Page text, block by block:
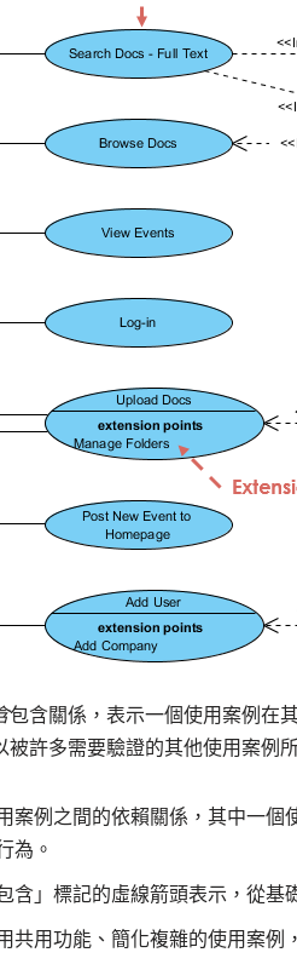
包含關係，表示一個使用案例在
許多需要驗證的其他使用案例
案例之間的依賴關係，其中一
為。
含」標記的虛線箭頭表示，從基
共用功能、簡化複雜的使用案例